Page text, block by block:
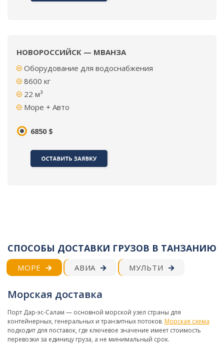
НОВОРОССИЙСК — МВАНЗА
Оборудование для водоснабжения
8600 кг
22 м³
Море + Авто
6850 $
СПОСОБЫ ДОСТАВКИ ГРУЗОВ В ТАНЗАНИЮ
МОРЕ АВИА МУЛЬТИ
Морская доставка
Порт Дар-эс-Салам — основной морской узел страны для
контейнерных, генеральных и транзитных потоков. Морская схема
подходит для поставок, где ключевое значение имеет стоимость
перевозки за единицу груза, а не минимальный срок.